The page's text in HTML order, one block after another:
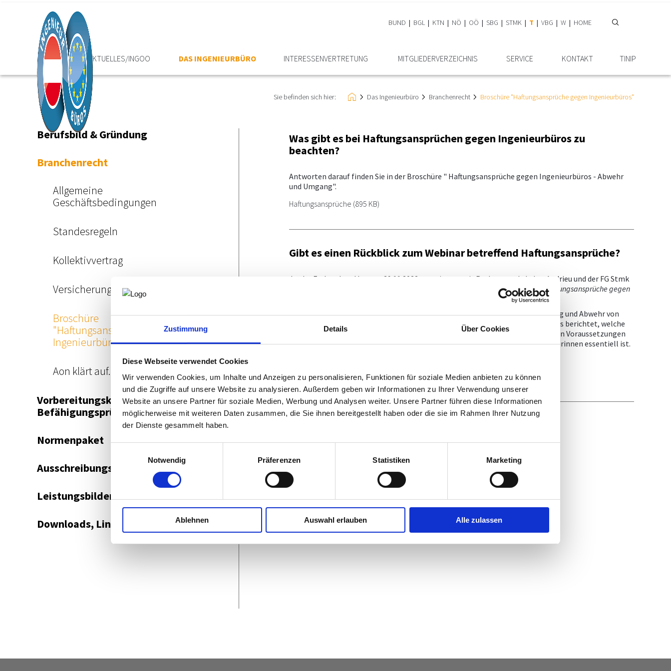
Zustimmung Details Über Cookies
Diese Webseite verwendet Cookies
Wir verwenden Cookies, um Inhalte und Anzeigen zu personalisieren, Funktionen für soziale Medien anbieten zu können
und die Zugriffe auf unsere Website zu analysieren. Außerdem geben wir Informationen zu Ihrer Verwendung unserer
Website an unsere Partner für soziale Medien, Werbung und Analysen weiter. Unsere Partner führen diese Informationen
möglicherweise mit weiteren Daten zusammen, die Sie ihnen bereitgestellt haben oder die sie im Rahmen Ihrer Nutzung
der Dienste gesammelt haben.
Notwendig
Präferenzen Statistiken Marketing
Ablehnen Auswahl erlauben Alle zulassen
BUND BGL KTN NÖ OÖ SBG STMK T VBG W HOME
HOME AKTUELLES/INGOO DAS INGENIEURBÜRO INTERESSEN­VERTRETUNG MITGLIEDER­VERZEICHNIS SERVICE KONTAKT TINIP
Sie befinden sich hier: Das Ingenieurbüro Branchenrecht Broschüre "Haftungsansprüche gegen Ingenieurbüros"
Berufsbild & Gründung
Branchenrecht
Allgemeine
Geschäftsbedingungen
Standesregeln
Kollektivvertrag
Versicherung
Broschüre
"Haftungsansprüche gegen
Ingenieurbüros"
Aon klärt auf...
Vorbereitungskurs und
Befähigungsprüfung
Normenpaket
Ausschreibungsplattform
Leistungsbilder/Leistungsmodelle
Downloads, Links & Infos
Was gibt es bei Haftungsansprüchen gegen Ingenieurbüros zu
beachten?
Antworten darauf finden Sie in der Broschüre " Haftungsansprüche gegen Ingenieurbüros - Abwehr
und Umgang".
Haftungsansprüche (895 KB)
Gibt es einen Rückblick zum Webinar betreffend Haftungsansprüche?
Ja, der Fachverband hat am 29.11.2022 gemeinsam mit Rechtsanwalt Lukas Andrieu und der FG Stmk
ÖNORMEN: Zwischen Empfehlungen und Gesetzen - Haftungsansprüche gegen
" mit rund 150 Teilnehmern aus ganz Österreich abgehalten.
Rechtsanwalt Andrieu hat als Spezialist in der (technischen) Vertragsgestaltung und Abwehr von
Haftungsansprüchen gegenüber Ingenieurbüros anhand von Fällen aus der Praxis berichtet, welche
rechtliche Relevanz ÖNormen in Österreich haben und warum und unter welchen Voraussetzungen
die Kenntnis der jeweils fachspezifischen Normen für die Tätigkeit von Ingenieurinnen essentiell ist.
Online Vortrag ÖNORMEN.pdf(1,0 MB)
um dieses Video anzusehen.